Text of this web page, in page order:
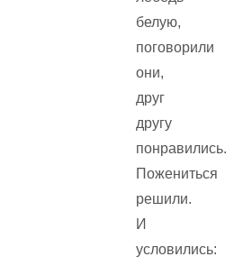
белую,
поговорили
они,
друг
другу
понравились.
Пожениться
решили.
И
условились: